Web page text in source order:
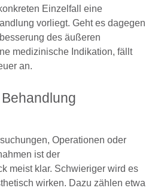
Einzelfall eine
vorliegt. Geht es dagegen
des äußeren
medizinische Indikation, fällt
an.
Operationen oder
ist der
meist klar. Schwieriger wird es
wirken. Dazu zählen etwa